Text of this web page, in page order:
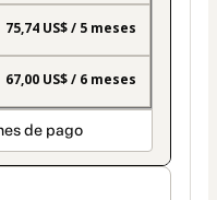
75,74 US$ / 5 meses
67,00 US$ / 6 meses
de pago